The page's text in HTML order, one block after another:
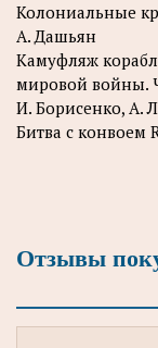
Колониальные
А. Дашьян
Камуфляж
мировой войны.
И. Борисенко, А.
Битва с конвоем
Отзывы